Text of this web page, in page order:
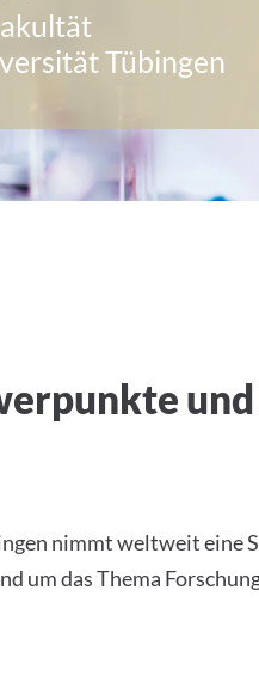
Tübingen
nimmt weltweit eine
um das Thema